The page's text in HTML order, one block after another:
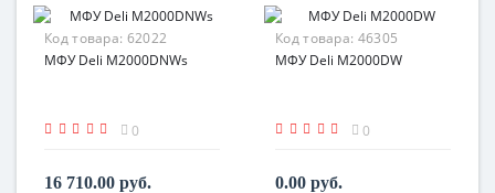
Код товара: 62022
МФУ Deli M2000DNWs
0
16 710.00 руб.
Код товара: 46305
МФУ Deli M2000DW
0
0.00 руб.